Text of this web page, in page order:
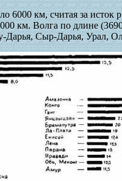
км, считая за исток
км. Волга по длине
Сыр-Дарья, Урал,